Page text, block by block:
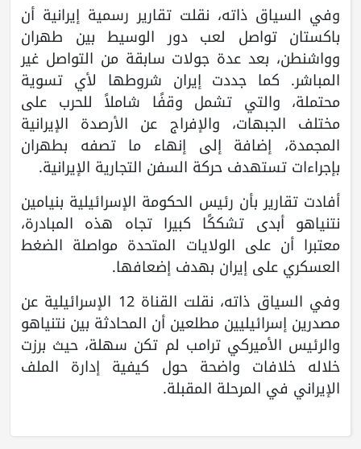
وفي السياق ذاته، نقلت تقارير رسمية إيرانية أن
باكستان تواصل لعب دور الوسيط بين طهران
وواشنطن، بعد عدة جولات سابقة من التواصل غير
المباشر. كما جددت إيران شروطها لأي تسوية
محتملة، والتي تشمل وقفًا شاملاً للحرب على
مختلف الجبهات، والإفراج عن الأرصدة الإيرانية
المجمدة، إضافة إلى إنهاء ما تصفه بطهران
بإجراءات تستهدف حركة السفن التجارية الإيرانية.
أفادت تقارير بأن رئيس الحكومة الإسرائيلية بنيامين
نتنياهو أبدى تشككًا كبيرا تجاه هذه المبادرة،
معتبرا أن على الولايات المتحدة مواصلة الضغط
العسكري على إيران بهدف إضعافها.
وفي السياق ذاته، نقلت القناة 12 الإسرائيلية عن
مصدرين إسرائيليين مطلعين أن المحادثة بين نتنياهو
والرئيس الأميركي ترامب لم تكن سهلة، حيث برزت
خلاله خلافات واضحة حول كيفية إدارة الملف
الإيراني في المرحلة المقبلة.